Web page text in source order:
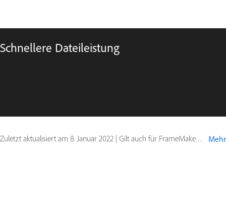
Schnellere Dateileistung
Zuletzt aktualisiert am 8. Januar 2022 | Gilt auch für FrameMaker (2019 release) Mehr